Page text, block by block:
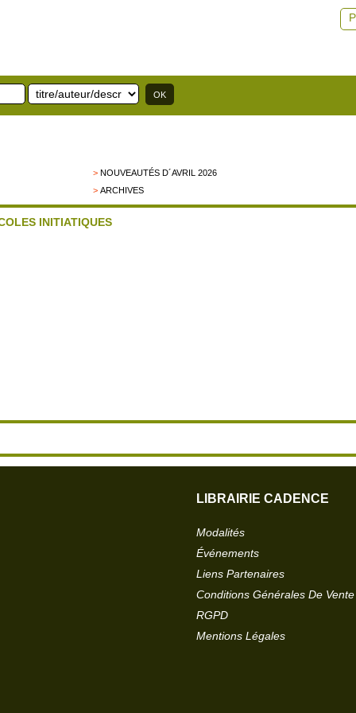
>NOUVEAUTÉS D´AVRIL 2026
>ARCHIVES
INITIATIQUES
LIBRAIRIE CADENCE
Modalités
Événements
Liens Partenaires
Conditions Générales De Vente
RGPD
Mentions Légales